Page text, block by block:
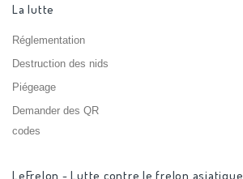
La lutte
Réglementation
Destruction des nids
Piégeage
Demander des QR
codes
LeFrelon - Lutte contre le frelon asiatique